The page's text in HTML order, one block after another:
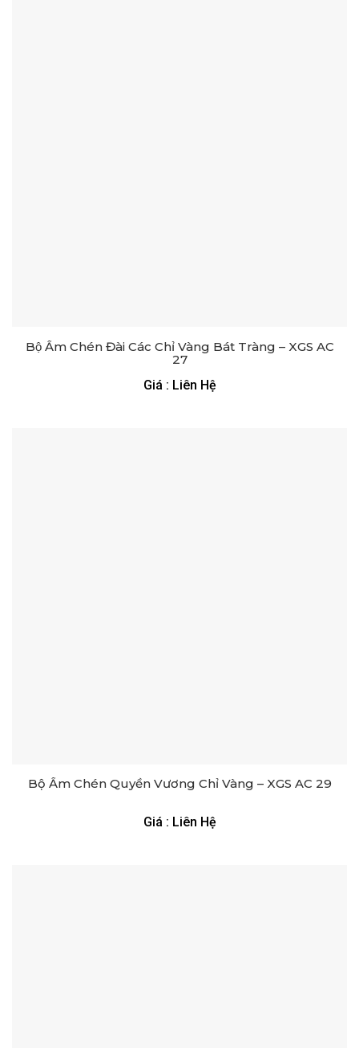
Bộ Ấm Chén Đài Các Chỉ Vàng Bát Tràng – XGS AC
27
Giá : Liên Hệ
Bộ Ấm Chén Quyền Vương Chỉ Vàng – XGS AC 29
Giá : Liên Hệ